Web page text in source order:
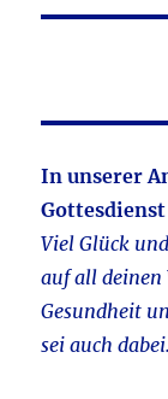
In unserer
Viel Glück
auf all deinen
Gesundheit
sei auch dabei.